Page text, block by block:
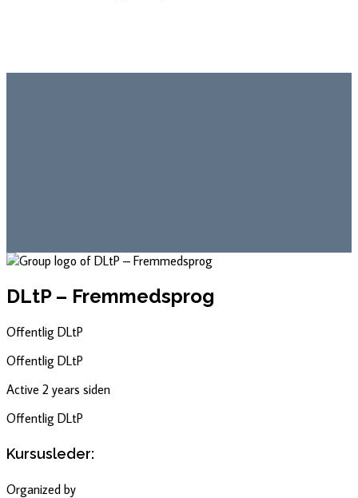
DLtP – Fremmedsprog
Offentlig DLtP
Offentlig DLtP
Active 2 years siden
Offentlig DLtP
Kursusleder:
Organized by